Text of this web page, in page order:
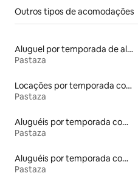
Outros tipos de acomodações
Aluguel por temporada de alojamentos ecológicos
Pastaza
Locações por temporada com piscina
Pastaza
Aluguéis por temporada com café da manhã
Pastaza
Aluguéis por temporada com banheira de hidromassagem
Pastaza